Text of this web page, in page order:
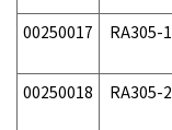
00250017 RA305-1
00250018 RA305-2